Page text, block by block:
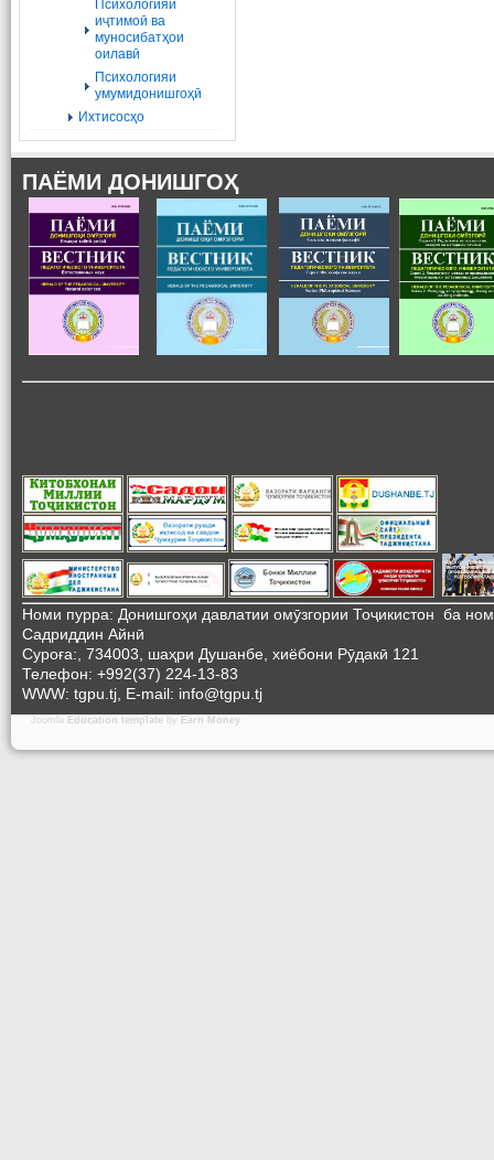
Психологияи
иҷтимоӣ ва
муносибатҳои
оилавӣ
Психологияи
умумидонишгоҳӣ
Ихтисосҳо
ПАЁМИ ДОНИШГОҲ
Номи пурра: Донишгоҳи давлатии омӯзгории Тоҷикистон ба
Садриддин Айнӣ
Суроға:, 734003, шаҳри Душанбе, хиёбони Рӯдакӣ 121
Телефон: +992(37) 224-13-83
WWW: tgpu.tj, E-mail: info@tgpu.tj
Joomla Education template by Earn Money